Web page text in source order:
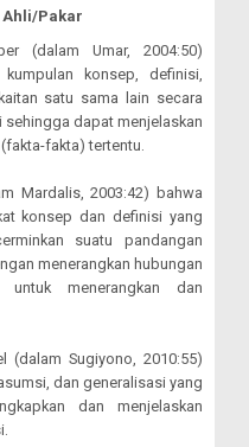
Pakar
(dalam Umar, 2004:50)
konsep, definisi,
satu sama lain secara
dapat menjelaskan
fakta) tertentu.
Mardalis, 2003:42) bahwa
konsep dan definisi yang
suatu pandangan
menerangkan hubungan
menerangkan dan
(dalam Sugiyono, 2010:55)
dan generalisasi yang
dan menjelaskan